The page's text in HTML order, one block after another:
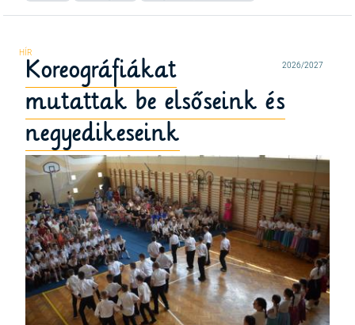
2026/2027
Koreográfiákat
mutattak be elsőseink és
negyedikeseink